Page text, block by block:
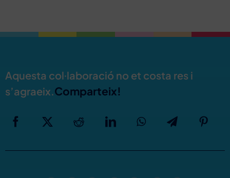
Aquesta col·laboració no et costa res i
s’agraeix.Comparteix!